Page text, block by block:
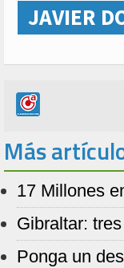
JAVIER
Más
17 Millones
Gibraltar:
Ponga un